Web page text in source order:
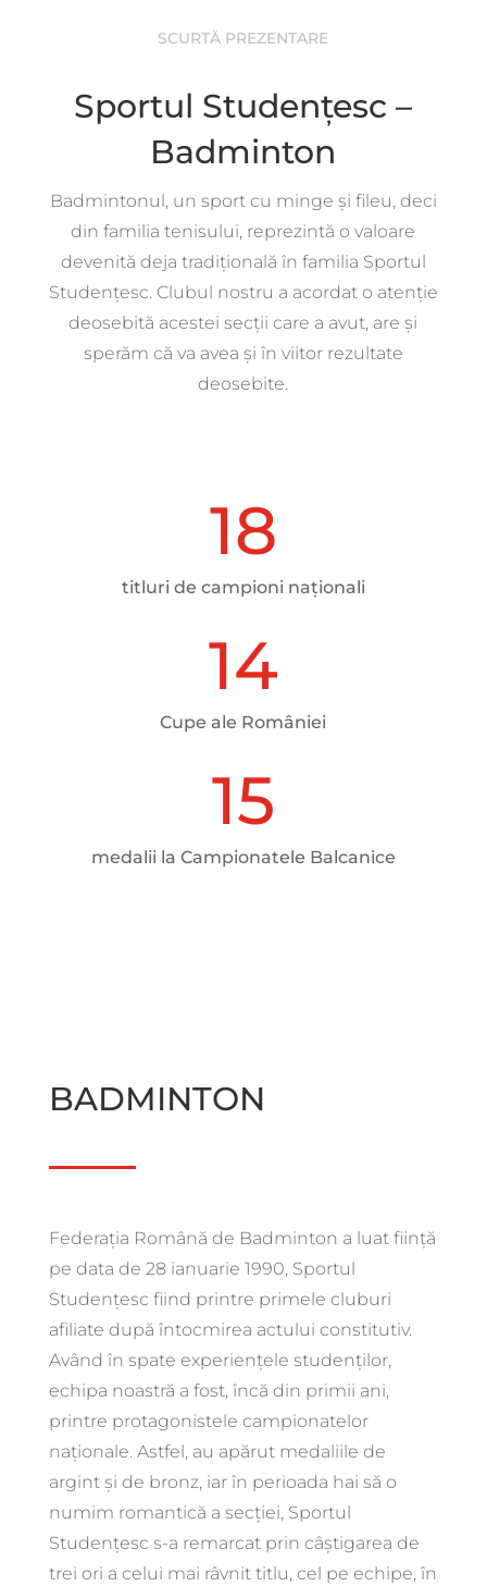
SCURTĂ PREZENTARE
Sportul Studențesc –
Badminton
Badmintonul, un sport cu minge și fileu, deci
din familia tenisului, reprezintă o valoare
devenită deja tradițională în familia Sportul
Studențesc. Clubul nostru a acordat o atenție
deosebită acestei secții care a avut, are și
sperăm că va avea și în viitor rezultate
deosebite.
18
titluri de campioni naționali
14
Cupe ale României
15
medalii la Campionatele Balcanice
BADMINTON
Federația Română de Badminton a luat ființă
pe data de 28 ianuarie 1990, Sportul
Studențesc fiind printre primele cluburi
afiliate după întocmirea actului constitutiv.
Având în spate experiențele studenților,
echipa noastră a fost, încă din primii ani,
printre protagonistele campionatelor
naționale. Astfel, au apărut medaliile de
argint și de bronz, iar în perioada hai să o
numim romantică a secției, Sportul
Studențesc s-a remarcat prin câștigarea de
trei ori a celui mai râvnit titlu, cel pe echipe, în